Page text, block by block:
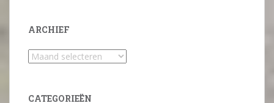
ARCHIEF
Archief
CATEGORIEËN